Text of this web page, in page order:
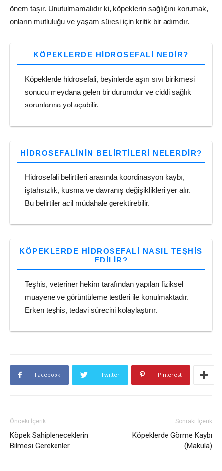
önem taşır. Unutulmamalıdır ki, köpeklerin sağlığını korumak,
onların mutluluğu ve yaşam süresi için kritik bir adımdır.
KÖPEKLERDE HIDROSEFALI NEDIR?
Köpeklerde hidrosefali, beyinlerde aşırı sıvı birikmesi
sonucu meydana gelen bir durumdur ve ciddi sağlık
sorunlarına yol açabilir.
HIDROSEFALININ BELIRTILERI NELERDIR?
Hidrosefali belirtileri arasında koordinasyon kaybı,
iştahsızlık, kusma ve davranış değişiklikleri yer alır.
Bu belirtiler acil müdahale gerektirebilir.
KÖPEKLERDE HIDROSEFALI NASIL TEŞHIS
EDILIR?
Teşhis, veteriner hekim tarafından yapılan fiziksel
muayene ve görüntüleme testleri ile konulmaktadır.
Erken teşhis, tedavi sürecini kolaylaştırır.
Facebook Twitter Pinterest
Önceki İçerik
Köpek Sahipleneceklerin
Bilmesi Gerekenler
Sonraki İçerik
Köpeklerde Görme Kaybı
(Makula)